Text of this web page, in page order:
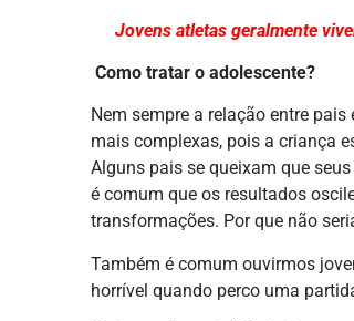
Jovens atletas geralmente
Como tratar o adolescente?
Nem sempre a relação entre
mais complexas, pois a criança
Alguns pais se queixam que
é comum que os resultados
transformações. Por que não
Também é comum ouvirmos
horrível quando perco uma